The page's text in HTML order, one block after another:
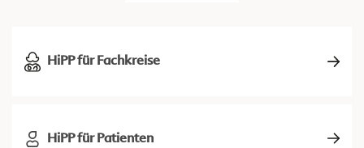
HiPP für Fachkreise
HiPP für Patienten